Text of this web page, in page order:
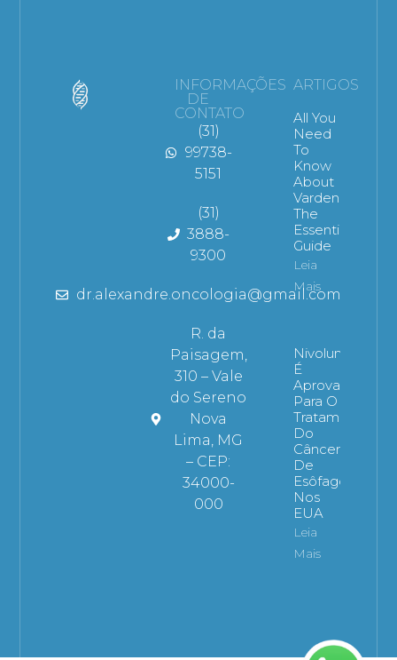
INFORMAÇÕES
DE
CONTATO
(31)
99738-
5151
(31)
3888-
9300
dr.alexandre.oncologia@gmail.com
R. da
Paisagem,
310 – Vale
do Sereno
Nova
Lima, MG
– CEP:
34000-
000
ARTIGOS
All You
Need
To
Know
About
Vardenafil:
The
Essential
Guide
Leia
Mais
Nivolumabe
É
Aprovado
Para O
Tratamento
Do
Câncer
De
Esôfago
Nos
EUA
Leia
Mais